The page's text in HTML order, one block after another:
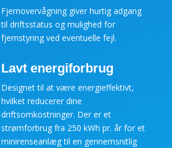
Fjernovervågning giver hurtig adgang
til driftsstatus og mulighed for
fjernstyring ved eventuelle fejl.
Lavt energiforbrug
Designet til at være energieffektivt,
hvilket reducerer dine
driftsomkostninger. Der er et
strømforbrug fra 250 kWh pr. år for et
minirenseanlæg til en gennemsnitlig